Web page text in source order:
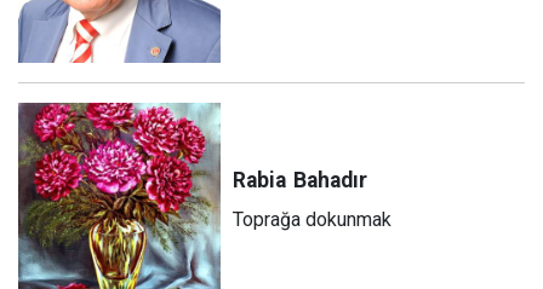
Rabia Bahadır
Toprağa dokunmak